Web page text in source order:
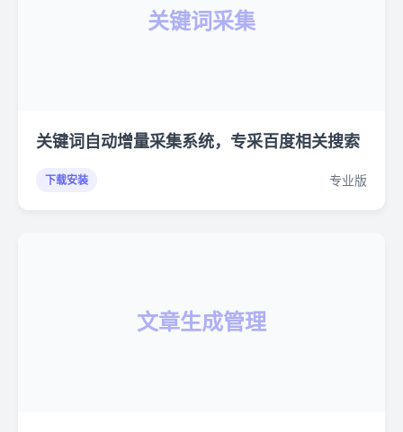
关键词采集
关键词自动增量采集系统，专采百度相关搜索
下载安装 专业版
文章生成管理